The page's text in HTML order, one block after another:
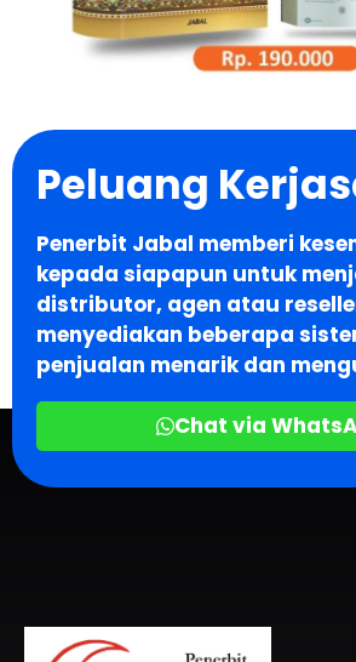
Peluang
Penerbit Jabal memberi
kepada siapapun untuk
distributor, agen atau
menyediakan beberapa
penjualan menarik dan
Chat via